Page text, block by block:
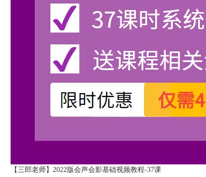
【三郎老师】2022版会声会影基础视频教程-37课